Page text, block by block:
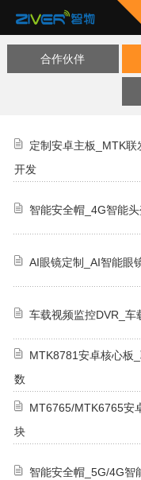
合作伙伴
定制安卓主板_MTK联
开发
智能安全帽_4G智能
AI眼镜定制_AI智能眼
车载视频监控DVR_车
MTK8781安卓核心板
数
MT6765/MTK6765安
块
智能安全帽_5G/4G智